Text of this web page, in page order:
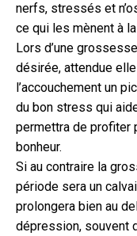
nerfs, stressés et
ce qui les mènent à
Lors d’une
désirée, attendue
l’accouchement un
du bon stress qui
permettra de profiter
bonheur.
Si au contraire la
période sera un
prolongera bien au
dépression, souvent